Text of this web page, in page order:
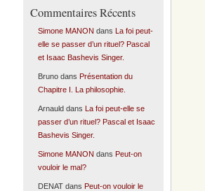
Commentaires Récents
Simone MANON dans La foi peut-
elle se passer d’un rituel? Pascal
et Isaac Bashevis Singer.
Brunodans Présentation du
Chapitre I. La philosophie.
Arnaulddans La foi peut-elle se
passer d’un rituel? Pascal et Isaac
Bashevis Singer.
Simone MANON dans Peut-on
vouloir le mal?
DENATdans Peut-on vouloir le